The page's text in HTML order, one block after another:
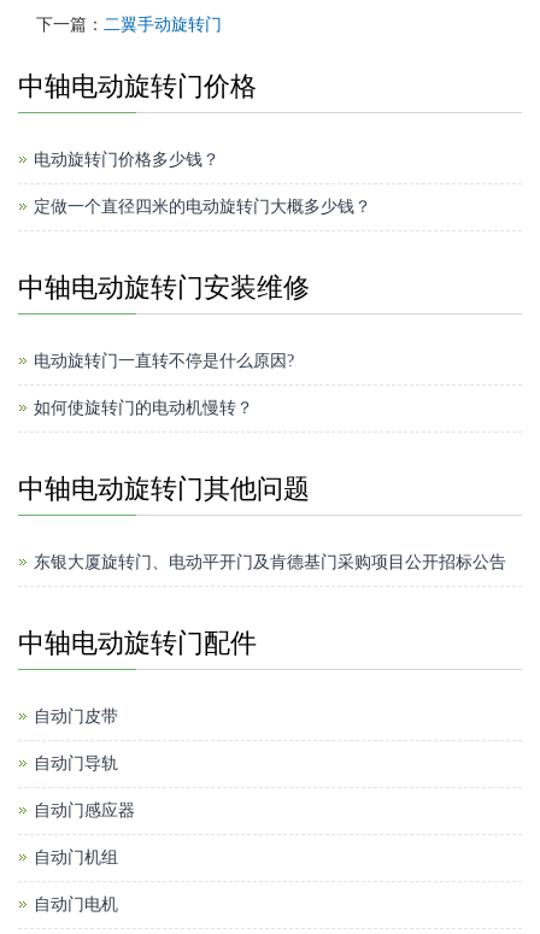
下一篇： 二翼手动旋转门
中轴电动旋转门价格
电动旋转门价格多少钱？
定做一个直径四米的电动旋转门大概多少钱？
中轴电动旋转门安装维修
电动旋转门一直转不停是什么原因?
如何使旋转门的电动机慢转？
中轴电动旋转门其他问题
东银大厦旋转门、电动平开门及肯德基门采购项目公开招标公告
中轴电动旋转门配件
自动门皮带
自动门导轨
自动门感应器
自动门机组
自动门电机